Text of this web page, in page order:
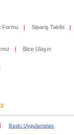
Formu | Sipariş Takibi |
| Bize Ulaşın
| Baskı Uygulamaları